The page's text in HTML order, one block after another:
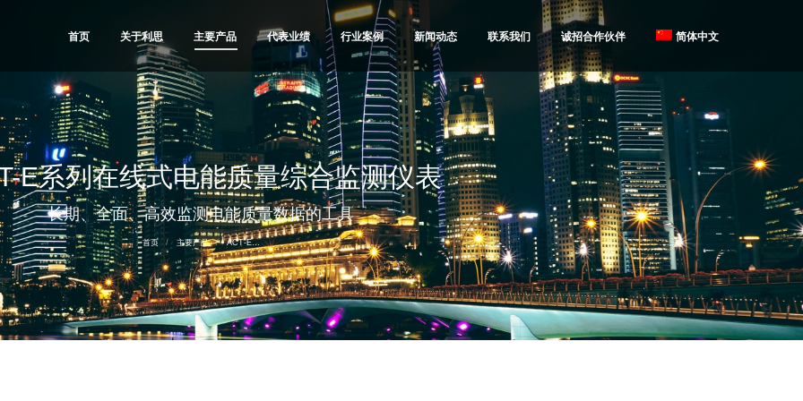
首页 关于利思 主要产品 代表业绩 行业案例 新闻动态 联系我们 诚招合作伙伴 简体中文
E系列在线式电能质量综合监测仪表
长期、全面、高效监测电能质量数据的工具
您在这里：
首页 主要产品 ACT-E…